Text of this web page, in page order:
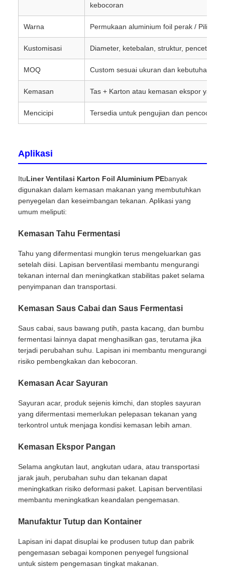
kebocoran
Warna Permukaan aluminium foil perak / Pilihan
Kustomisasi Diameter, ketebalan, struktur,
MOQ Custom sesuai ukuran dan kebutuhan
Kemasan Tas + Karton atau kemasan ekspor yang
Mencicipi Tersedia untuk pengujian dan
Aplikasi
ItuLiner Ventilasi Karton Foil Aluminium PEbanyak
digunakan dalam kemasan makanan yang membutuhkan
penyegelan dan keseimbangan tekanan. Aplikasi yang
umum meliputi:
Kemasan Tahu Fermentasi
Tahu yang difermentasi mungkin terus mengeluarkan gas
setelah diisi. Lapisan berventilasi membantu mengurangi
tekanan internal dan meningkatkan stabilitas paket selama
penyimpanan dan transportasi.
Kemasan Saus Cabai dan Saus Fermentasi
Saus cabai, saus bawang putih, pasta kacang, dan bumbu
fermentasi lainnya dapat menghasilkan gas, terutama jika
terjadi perubahan suhu. Lapisan ini membantu mengurangi
risiko pembengkakan dan kebocoran.
Kemasan Acar Sayuran
Sayuran acar, produk sejenis kimchi, dan stoples sayuran
yang difermentasi memerlukan pelepasan tekanan yang
terkontrol untuk menjaga kondisi kemasan lebih aman.
Kemasan Ekspor Pangan
Selama angkutan laut, angkutan udara, atau transportasi
jarak jauh, perubahan suhu dan tekanan dapat
meningkatkan risiko deformasi paket. Lapisan berventilasi
membantu meningkatkan keandalan pengemasan.
Manufaktur Tutup dan Kontainer
Lapisan ini dapat disuplai ke produsen tutup dan pabrik
pengemasan sebagai komponen penyegel fungsional
untuk sistem pengemasan tingkat makanan.